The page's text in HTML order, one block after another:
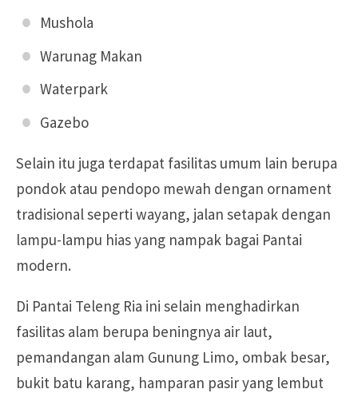
Mushola
Warunag Makan
Waterpark
Gazebo
Selain itu juga terdapat fasilitas umum lain berupa
pondok atau pendopo mewah dengan ornament
tradisional seperti wayang, jalan setapak dengan
lampu-lampu hias yang nampak bagai Pantai
modern.
Di Pantai Teleng Ria ini selain menghadirkan
fasilitas alam berupa beningnya air laut,
pemandangan alam Gunung Limo, ombak besar,
bukit batu karang, hamparan pasir yang lembut